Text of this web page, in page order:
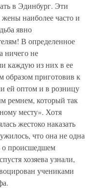
в Эдинбург. Эти
жены наиболее часто и
явно
В определенное
ничего не
каждую из них в ее
образом приготовив к
ей оптом и в розницу
ремнем, который так
месту». Хотя
жестоко наказать
что она не одна
о происшедшем
хозяева узнали,
учениками